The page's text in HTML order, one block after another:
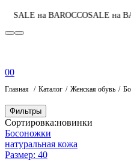
SALE на BAROCCOДо
00
Главная Каталог Женская обувь
Фильтры
Сортировка:новинки
Босоножки
натуральная кожа
Размер: 40